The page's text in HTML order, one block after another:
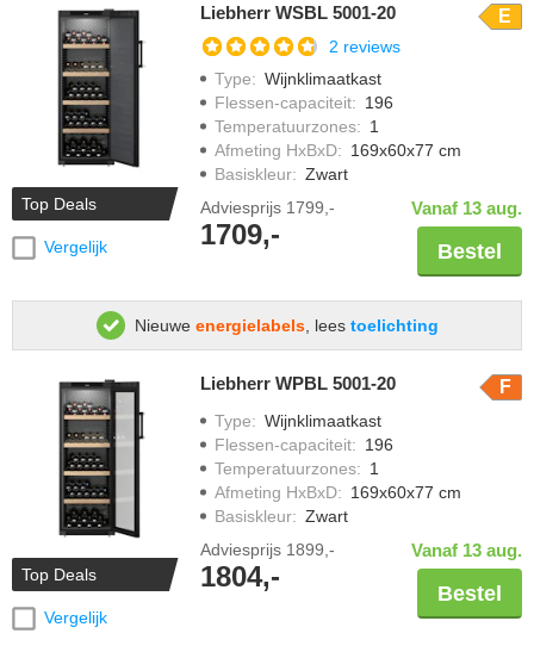
Top Deals
Vergelijk
Liebherr WSBL 5001-20 E
2 reviews
Type: Wijnklimaatkast
Flessen-capaciteit: 196
Temperatuurzones: 1
Afmeting HxBxD: 169x60x77 cm
Basiskleur: Zwart
Adviesprijs 1799,-
1709,-
Vanaf 13 aug.
Bestel
Nieuwe energielabels, lees toelichting
Top Deals
Vergelijk
Liebherr WPBL 5001-20 F
Type: Wijnklimaatkast
Flessen-capaciteit: 196
Temperatuurzones: 1
Afmeting HxBxD: 169x60x77 cm
Basiskleur: Zwart
Adviesprijs 1899,-
1804,-
Vanaf 13 aug.
Bestel